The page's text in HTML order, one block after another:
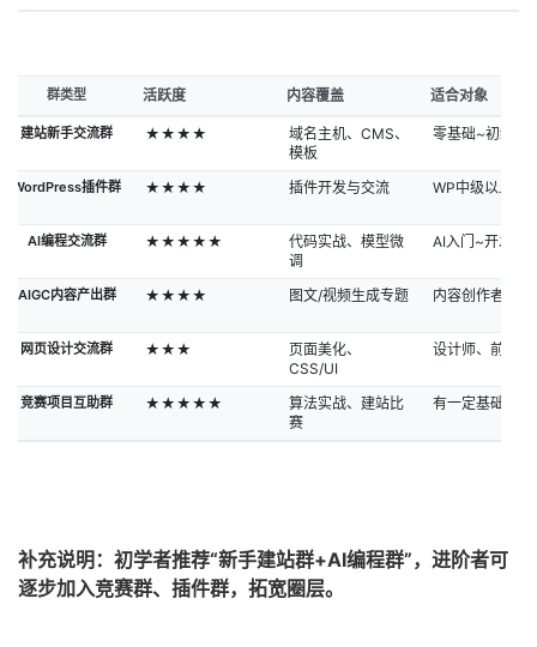
群类型 活跃度 内容覆盖 适合对象
建站新手交流群 ★★★★
域名主机、CMS、
模板
零基础~初级站
WordPress插件群 ★★★★ 插件开发与交流 WP中级以上
AI编程交流群 ★★★★★
代码实战、模型微
调
AI入门~开发者
AIGC内容产出群 ★★★★ 图文/视频生成专题 内容创作者
网页设计交流群 ★★★
页面美化、
CSS/UI
设计师、前端新
竞赛项目互助群 ★★★★★
算法实战、建站比
赛
有一定基础者
补充说明：初学者推荐“新手建站群+AI编程群”，进阶者可
逐步加入竞赛群、插件群，拓宽圈层。